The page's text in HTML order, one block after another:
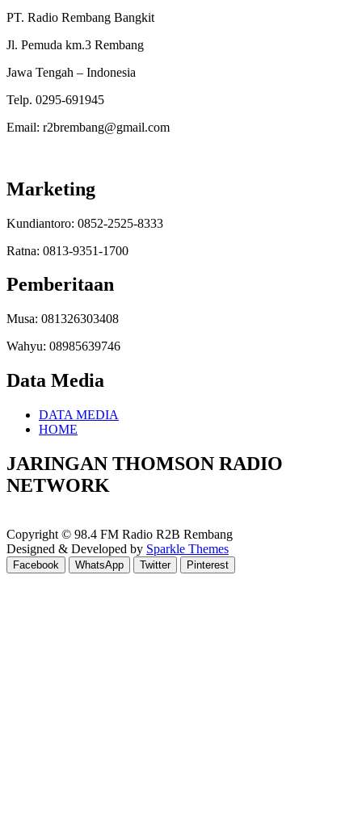
PT. Radio Rembang Bangkit
Jl. Pemuda km.3 Rembang
Jawa Tengah – Indonesia
Telp. 0295-691945
Email: r2brembang@gmail.com
Marketing
Kundiantoro: 0852-2525-8333
Ratna: 0813-9351-1700
Pemberitaan
Musa: 081326303408
Wahyu: 08985639746
Data Media
DATA MEDIA
HOME
JARINGAN THOMSON RADIO
NETWORK
Copyright © 98.4 FM Radio R2B Rembang
Designed & Developed by Sparkle Themes
Facebook WhatsApp Twitter Pinterest